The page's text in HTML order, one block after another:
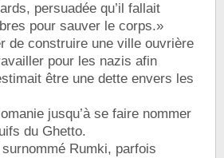
persuadée qu’il fallait
pour sauver le corps.»
de construire une ville ouvrière
pour les nazis afin
être une dette envers les
jusqu’à se faire nommer
du Ghetto.
surnommé Rumki, parfois